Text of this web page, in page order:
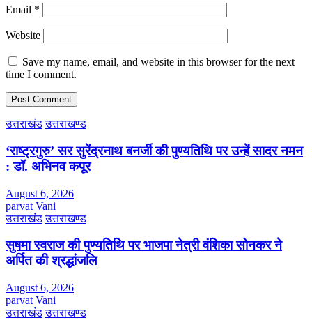
Email *
Website
Save my name, email, and website in this browser for the next
time I comment.
उत्तराखंड उत्तराखण्ड
‘राष्ट्रगुरु’ सर सुरेंद्रनाथ बनर्जी की पुण्यतिथि पर उन्हें सादर नमन
: डॉ. अभिनव कपूर
August 6, 2026
parvat Vani
उत्तराखंड उत्तराखण्ड
सुषमा स्वराज की पुण्यतिथि पर भाजपा नेत्री वंशिका सोनकर ने
अर्पित की श्रद्धांजलि
August 6, 2026
parvat Vani
उत्तराखंड उत्तराखण्ड